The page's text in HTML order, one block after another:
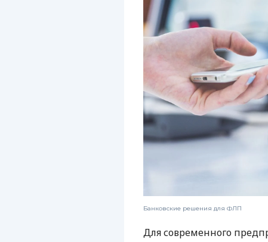
Банковские решения для ФЛП
Для современного